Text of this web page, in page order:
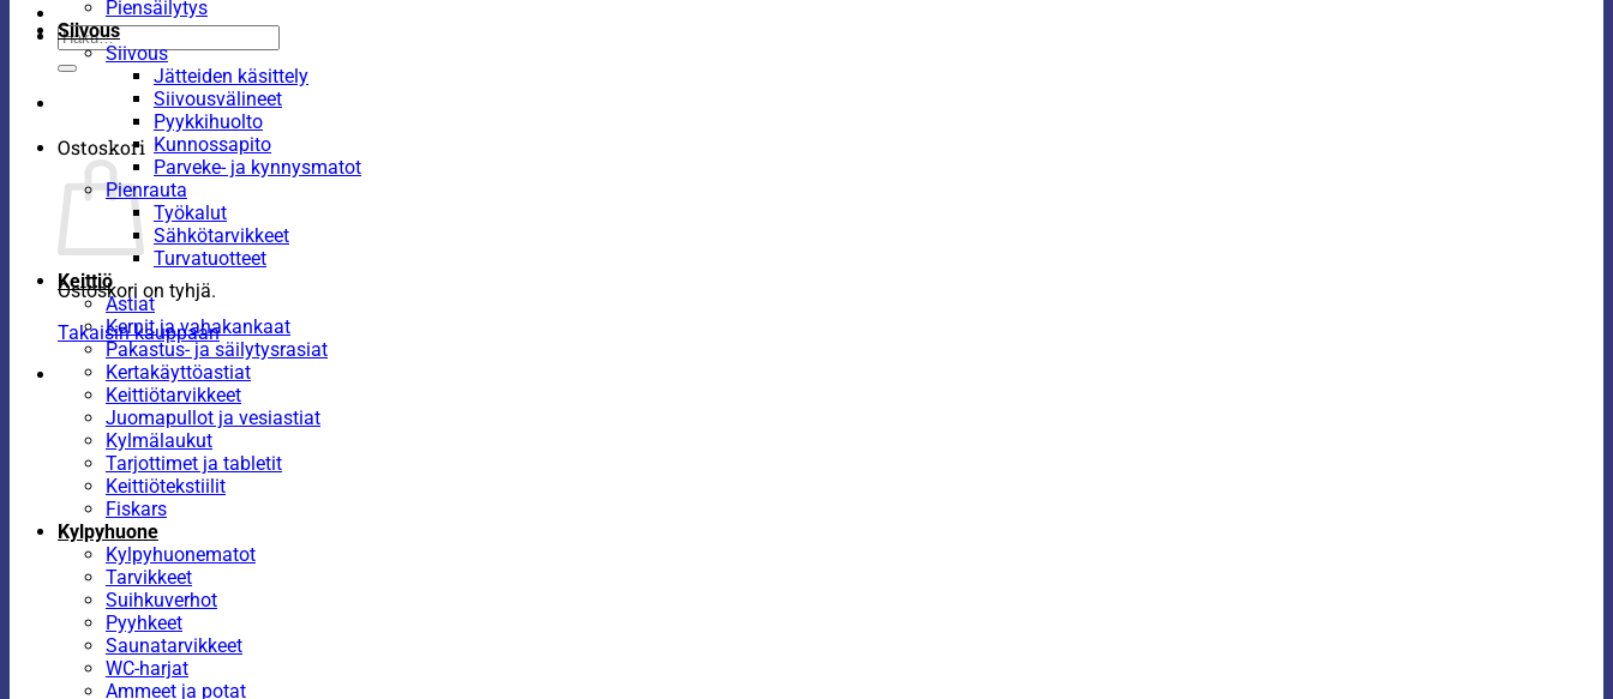
Etsi:
Ostoskori
Ostoskori on tyhjä.
Takaisin kauppaan
Piensäilytys
Siivous
Siivous
Jätteiden käsittely
Siivousvälineet
Pyykkihuolto
Kunnossapito
Parveke- ja kynnysmatot
Pienrauta
Työkalut
Sähkötarvikkeet
Turvatuotteet
Keittiö
Astiat
Kernit ja vahakankaat
Pakastus- ja säilytysrasiat
Kertakäyttöastiat
Keittiötarvikkeet
Juomapullot ja vesiastiat
Kylmälaukut
Tarjottimet ja tabletit
Keittiötekstiilit
Fiskars
Kylpyhuone
Kylpyhuonematot
Tarvikkeet
Suihkuverhot
Pyyhkeet
Saunatarvikkeet
WC-harjat
Ammeet ja potat